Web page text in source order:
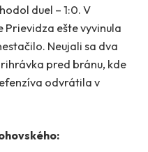
duel – 1:0. V
ešte vyvinula
Neujali sa dva
pred bránu, kde
odvrátila v